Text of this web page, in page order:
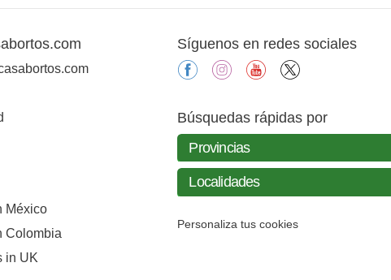
México
Colombia
in UK
Síguenos en redes sociales
facebookinstagramyoutube
Búsquedas rápidas por
Personaliza tus cookies